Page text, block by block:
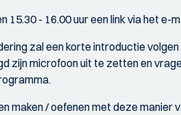
15.30 - 16.00 uur een link via het
zal een korte introductie
zijn microfoon uit te zetten en
maken / oefenen met deze